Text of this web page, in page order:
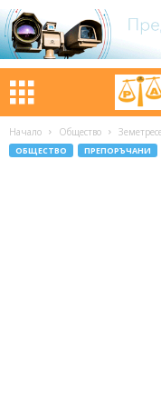
Начало Общество
ОБЩЕСТВО ПРЕПОРЪЧАНИ